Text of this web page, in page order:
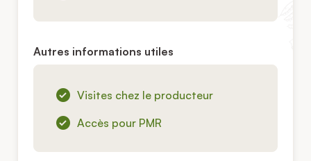
Autres informations utiles
Visites chez le producteur
Accès pour PMR